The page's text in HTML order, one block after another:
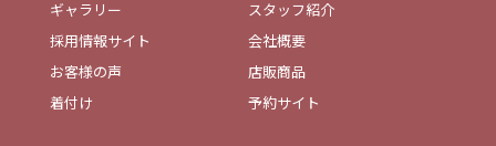
ギャラリー
スタッフ紹介
採用情報サイト
会社概要
お客様の声
店販商品
着付け
予約サイト